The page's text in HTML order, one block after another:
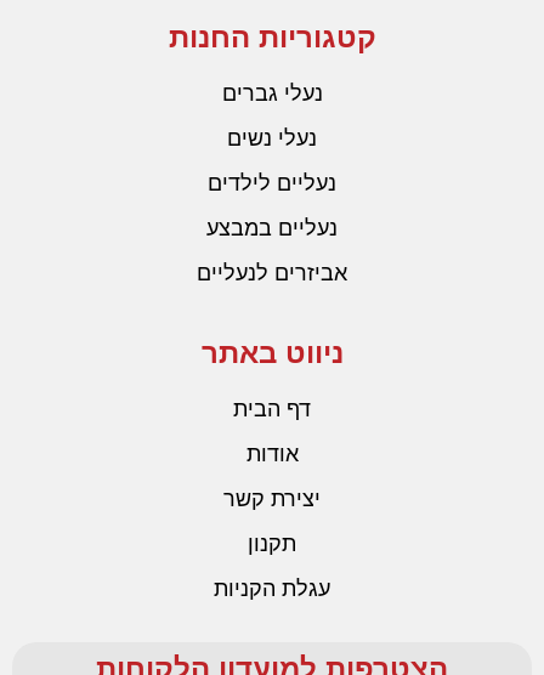
קטגוריות החנות
נעלי גברים
נעלי נשים
נעליים לילדים
נעליים במבצע
אביזרים לנעליים
ניווט באתר
דף הבית
אודות
יצירת קשר
תקנון
עגלת הקניות
הצטרפות למועדון הלקוחות